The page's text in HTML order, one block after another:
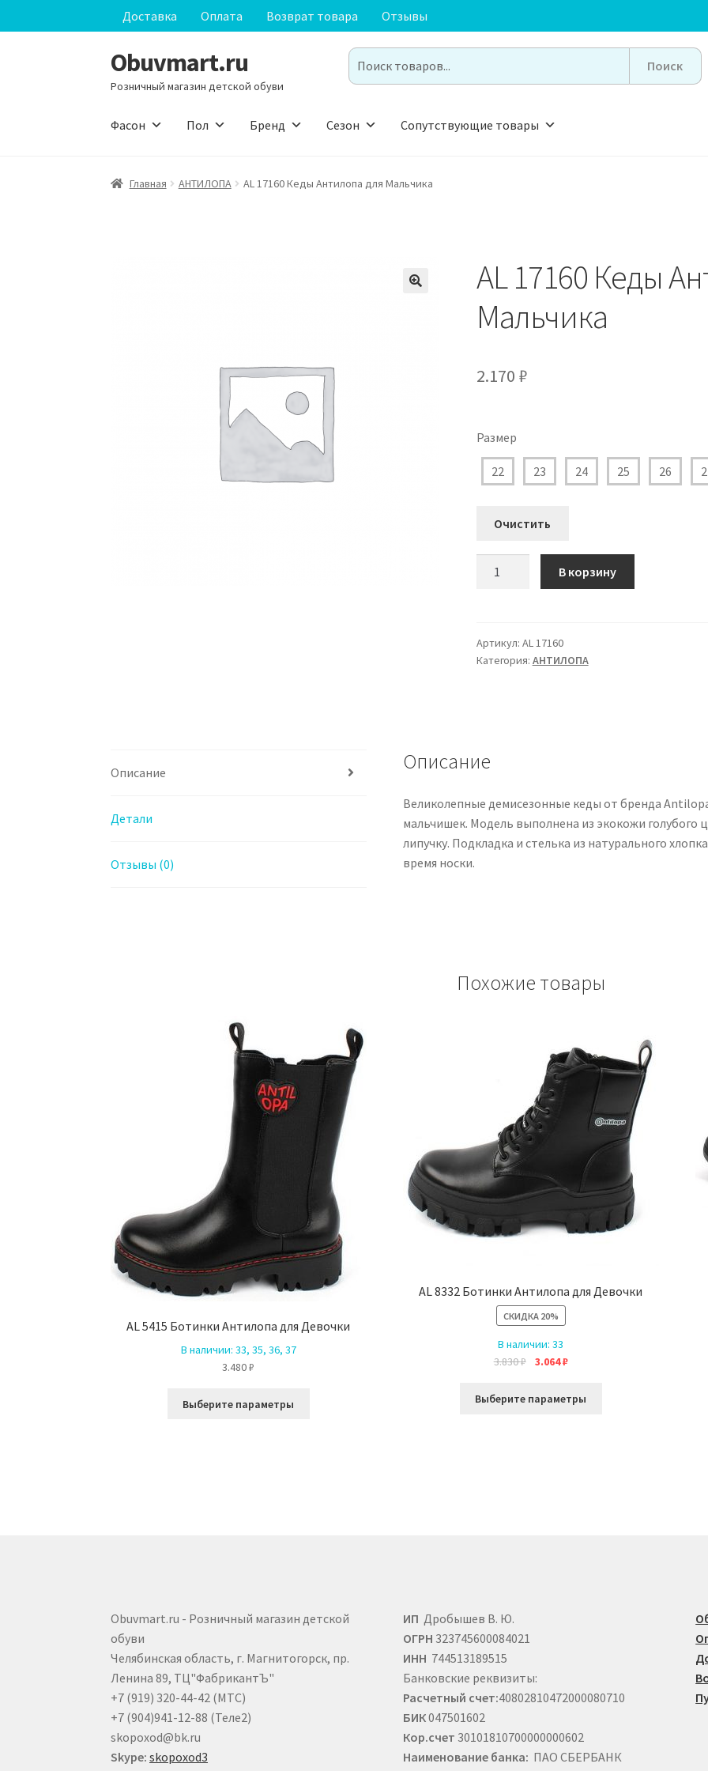
Доставка Оплата Возврат товара Отзывы
Перейти
к
Перейти
к
Obuvmart.ru
Розничный магазин детской обуви
Search
for:
Фасон Пол Бренд Сезон Сопутствующие товары
Главная АHТИЛОПА AL 17160 Кеды Антилопа для Мальчика
AL 17160 Кеды
Мальчика
2.170 ₽
Размер
22 23 24 25 26
Очистить
Кеды
Антилопа
В корзину
Артикул: AL 17160
Категория: АHТИЛОПА
Описание
Детали
Отзывы (0)
Описание
Великолепные демисезонные кеды от бренда
мальчишек. Модель выполнена из экокожи голубого
липучку. Подкладка и стелька из натурального
время носки.
Похожие товары
AL 5415 Ботинки Антилопа для Девочки
В наличии: 33, 35, 36, 37
3.480₽
Выберите параметры
AL 8332 Ботинки Антилопа для Девочки
СКИДКА20%
В наличии:33
3.830₽
Первоначальная
составляла
3.064₽Текущая
3.064 ₽.
Выберите параметры
Obuvmart.ru - Розничный магазин детской
обуви
Челябинская область, г. Магнитогорск, пр.
Ленина 89, ТЦ"ФабрикантЪ"
+7 (919) 320-44-42 (МТС)
+7 (904)941-12-88 (Теле2)
skopoxod@bk.ru
Skype: skopoxod3
ИП Дробышев В. Ю.
ОГРН 323745600084021
ИНН 744513189515
Банковские реквизиты:
Расчетный счет:40802810472000080710
БИК047501602
Кор.счет 30101810700000000602
Наименование банка: ПАО СБЕРБАНК